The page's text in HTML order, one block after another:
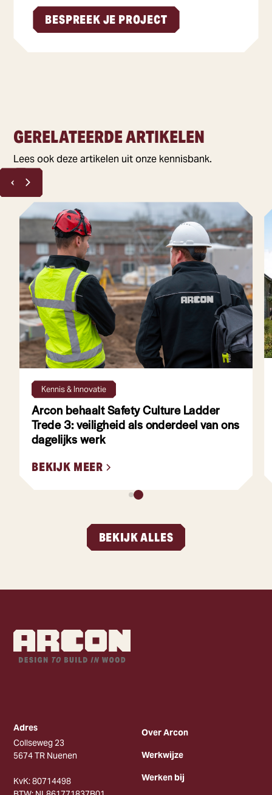
BESPREEK JE PROJECT
GERELATEERDE ARTIKELEN
Lees ook deze artikelen uit onze kennisbank.
Kennis & Innovatie
4 min leestijd
Arcon behaalt Safety Culture Ladder
Trede 3: veiligheid als onderdeel van ons
dagelijks werk
BEKIJK MEER
BEKIJK ALLES
Adres
Collseweg 23
5674 TR Nuenen
KvK: 80714498
Over Arcon
Werkwijze
Werken bij